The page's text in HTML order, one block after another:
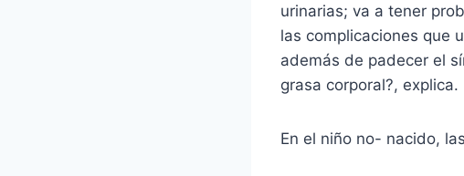
urinarias; va a tener
las complicaciones que
además de padecer el
grasa corporal?, explica.
En el niño no- nacido,